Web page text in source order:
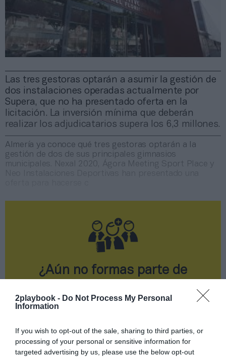
2playbook - Do Not Process My Personal
Information
If you wish to opt-out of the sale, sharing to third parties, or
processing of your personal or sensitive information for
targeted advertising by us, please use the below opt-out
Las tres gestoras optarán a asumir la gestión de
dos instalaciones operadas actualmente por
Supera, que no ha presentado oferta en la
licitación. La inversión mínima que deberán
realizar los adjudicatarios supera los 6,3 millones.
Almería ya conoce qué tres gestoras optarán a la
gestión de dos de sus principales gimnasios
municipales. Nexal 2020, Ágora Meeting Sport Place y
¿Aún no formas parte de
¡Hazte Socio para acceder a este contenido
¡Suscríbete! Inicia sesión